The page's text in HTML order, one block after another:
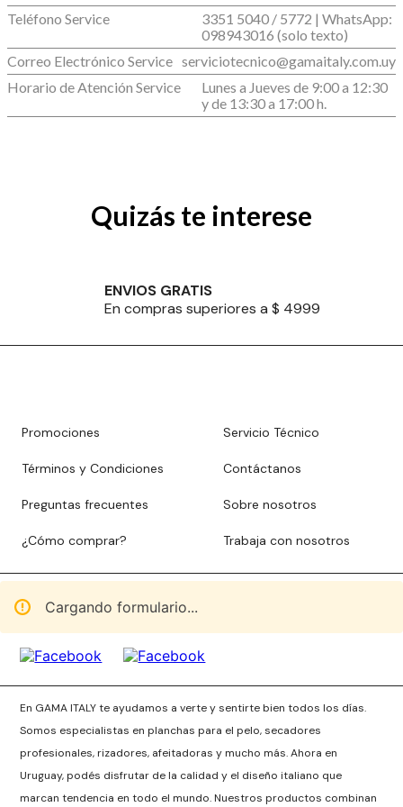
Teléfono Service
3351 5040 / 5772 | WhatsApp:
098943016 (solo texto)
Correo Electrónico Service serviciotecnico@gamaitaly.com.uy
Horario de Atención Service
Lunes a Jueves de 9:00 a 12:30
y de 13:30 a 17:00 h.
Quizás te interese
ENVIOS GRATIS
En compras superiores a $ 4999
Promociones
Términos y Condiciones
Preguntas frecuentes
¿Cómo comprar?
Servicio Técnico
Contáctanos
Sobre nosotros
Trabaja con nosotros
Cargando formulario...
En GAMA ITALY te ayudamos a verte y sentirte bien todos los días.
Somos especialistas en planchas para el pelo, secadores
profesionales, rizadores, afeitadoras y mucho más. Ahora en
Uruguay, podés disfrutar de la calidad y el diseño italiano que
marcan tendencia en todo el mundo. Nuestros productos combinan